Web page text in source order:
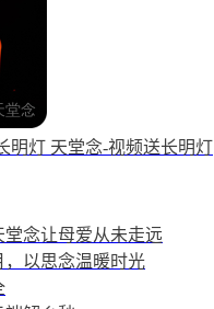
明灯 天堂念-视频送长明灯
念让母爱从未走远
，以思念温暖时光